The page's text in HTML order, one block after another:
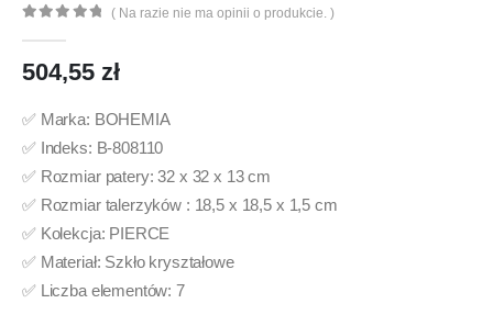
( Na razie nie ma opinii o produkcie. )
504,55 zł
✅ Marka: BOHEMIA
✅ Indeks: B-808110
✅ Rozmiar patery: 32 x 32 x 13 cm
✅ Rozmiar talerzyków : 18,5 x 18,5 x 1,5 cm
✅ Kolekcja: PIERCE
✅ Materiał: Szkło kryształowe
✅ Liczba elementów: 7